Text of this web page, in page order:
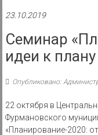
23.10.2019
Семинар
идеи к
Опубликовано:
22 октября в
Фурмановского
«Планирование-2020: